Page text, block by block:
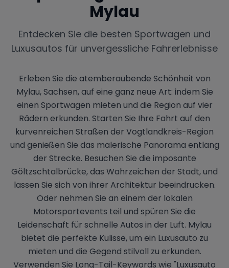
Mylau
Entdecken Sie die besten Sportwagen und
Luxusautos für unvergessliche Fahrerlebnisse
Erleben Sie die atemberaubende Schönheit von
Mylau, Sachsen, auf eine ganz neue Art: indem Sie
einen Sportwagen mieten und die Region auf vier
Rädern erkunden. Starten Sie Ihre Fahrt auf den
kurvenreichen Straßen der Vogtlandkreis-Region
und genießen Sie das malerische Panorama entlang
der Strecke. Besuchen Sie die imposante
Göltzschtalbrücke, das Wahrzeichen der Stadt, und
lassen Sie sich von ihrer Architektur beeindrucken.
Oder nehmen Sie an einem der lokalen
Motorsportevents teil und spüren Sie die
Leidenschaft für schnelle Autos in der Luft. Mylau
bietet die perfekte Kulisse, um ein Luxusauto zu
mieten und die Gegend stilvoll zu erkunden.
Verwenden Sie Long-Tail-Keywords wie "Luxusauto